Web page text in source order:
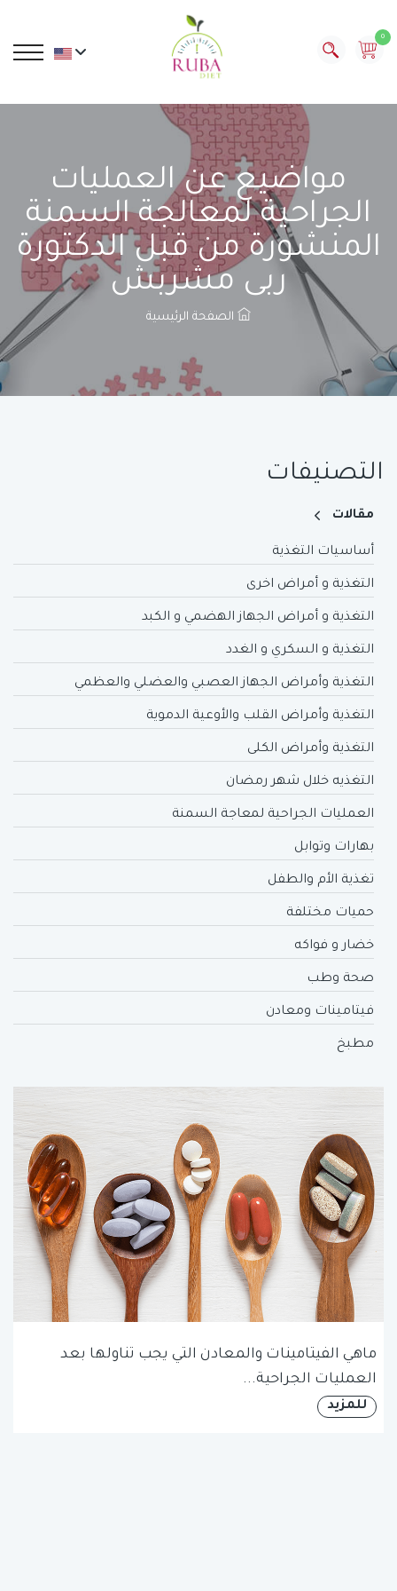
0
مواضيع عن العمليات
الجراحية لمعالجة السمنة
المنشورة من قبل الدكتورة
ربى مشربش
الصفحة الرئيسية
التصنيفات
مقالات
أساسيات التغذية
التغذية و أمراض اخرى
التغذية و أمراض الجهاز الهضمي و الكبد
التغذية و السكري و الغدد
التغذية وأمراض الجهاز العصبي والعضلي والعظمي
التغذية وأمراض القلب والأوعية الدموية
التغذية وأمراض الكلى
التغذيه خلال شهر رمضان
العمليات الجراحية لمعاجة السمنة
بهارات وتوابل
تغذية الأم والطفل
حميات مختلفة
خضار و فواكه
صحة وطب
فيتامينات ومعادن
مطبخ
ماهي الفيتامينات والمعادن التي يجب تناولها بعد
العمليات الجراحية...
للمزيد